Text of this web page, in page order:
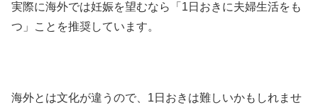
実際に海外では妊娠を望むなら「1日おきに夫婦生活をも
つ」ことを推奨しています。
海外とは文化が違うので、1日おきは難しいかもしれませ